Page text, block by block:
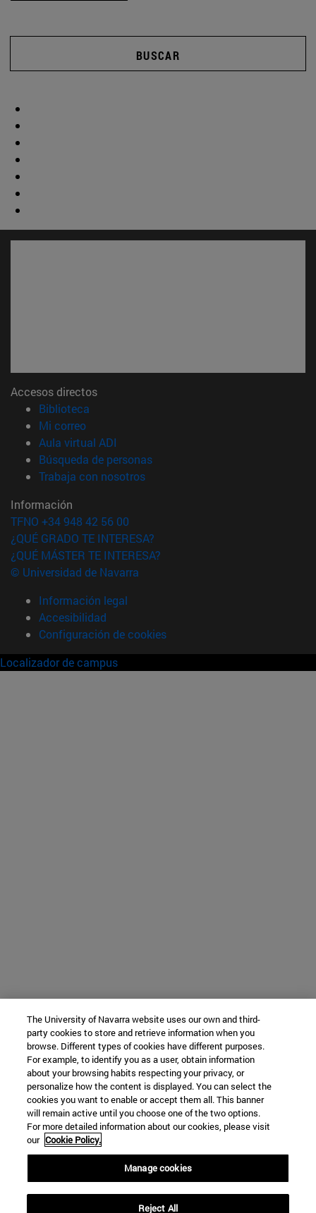
BUSCAR
Accesos directos
Biblioteca
Mi correo(abre en nueva ventana)
Aula virtual ADI
Búsqueda de personas(abre en nueva ventana)
Trabaja con nosotros(abre en nueva ventana)
Información
TFNO +34 948 42 56 00
¿QUÉ GRADO TE INTERESA?
¿QUÉ MÁSTER TE INTERESA?
© Universidad de Navarra
Información legal
Accesibilidad
Configuración de cookies
Localizador de campus
The University of Navarra website uses our own and third-
party cookies to store and retrieve information when you
browse. Different types of cookies have different purposes.
For example, to identify you as a user, obtain information
about your browsing habits respecting your privacy, or
personalize how the content is displayed. You can select the
cookies you want to enable or accept them all. This banner
will remain active until you choose one of the two options.
For more detailed information about our cookies, please visit
our Cookie Policy.
Manage cookies
Reject All